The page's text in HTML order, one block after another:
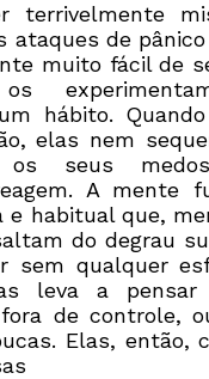
terrivelmente
ataques de
muito fácil de
hábito.
elas nem
os seus
A mente
e habitual que,
do degrau
sem qualquer
leva a pensar
de controle,
Elas, então,